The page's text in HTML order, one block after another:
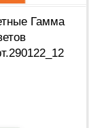
Гамма